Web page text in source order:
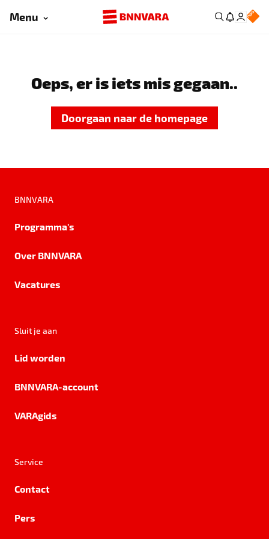
Menu
Oeps, er is iets mis gegaan..
Doorgaan naar de homepage
BNNVARA
Programma's
Over BNNVARA
Vacatures
Sluit je aan
Lid worden
BNNVARA-account
VARAgids
Service
Contact
Pers